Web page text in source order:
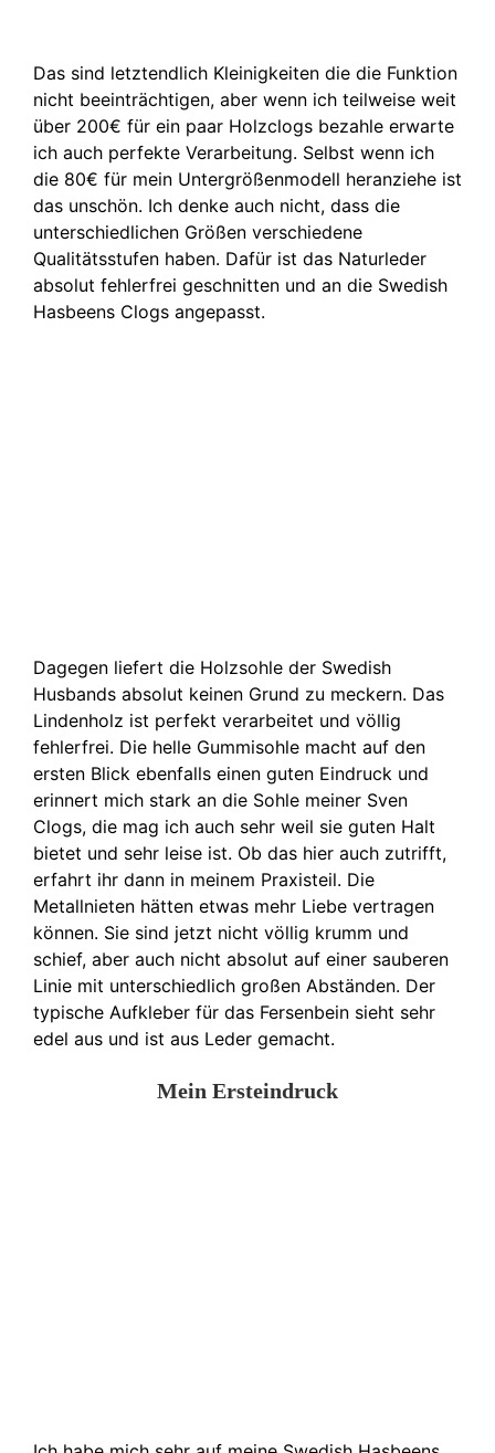
Das sind letztendlich Kleinigkeiten die die Funktion
nicht beeinträchtigen, aber wenn ich teilweise weit
über 200€ für ein paar Holzclogs bezahle erwarte
ich auch perfekte Verarbeitung. Selbst wenn ich
die 80€ für mein Untergrößenmodell heranziehe ist
das unschön. Ich denke auch nicht, dass die
unterschiedlichen Größen verschiedene
Qualitätsstufen haben. Dafür ist das Naturleder
absolut fehlerfrei geschnitten und an die Swedish
Hasbeens Clogs angepasst.
Dagegen liefert die Holzsohle der Swedish
Husbands absolut keinen Grund zu meckern. Das
Lindenholz ist perfekt verarbeitet und völlig
fehlerfrei. Die helle Gummisohle macht auf den
ersten Blick ebenfalls einen guten Eindruck und
erinnert mich stark an die Sohle meiner Sven
Clogs, die mag ich auch sehr weil sie guten Halt
bietet und sehr leise ist. Ob das hier auch zutrifft,
erfahrt ihr dann in meinem Praxisteil. Die
Metallnieten hätten etwas mehr Liebe vertragen
können. Sie sind jetzt nicht völlig krumm und
schief, aber auch nicht absolut auf einer sauberen
Linie mit unterschiedlich großen Abständen. Der
typische Aufkleber für das Fersenbein sieht sehr
edel aus und ist aus Leder gemacht.
Mein Ersteindruck